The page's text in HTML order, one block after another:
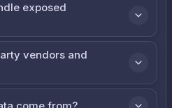
exposed
vendors and